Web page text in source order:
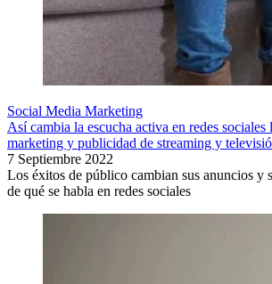
Social Media Marketing
Así cambia la escucha activa en redes sociales
marketing y publicidad de streaming y
7 Septiembre 2022
Los éxitos de público cambian sus anuncios y
de qué se habla en redes sociales